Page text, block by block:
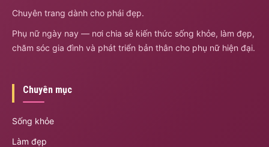
Chuyên trang dành cho phái đẹp.
Phụ nữ ngày nay — nơi chia sẻ kiến thức sống khỏe, làm đẹp,
chăm sóc gia đình và phát triển bản thân cho phụ nữ hiện đại.
Chuyên mục
Sống khỏe
Làm đẹp